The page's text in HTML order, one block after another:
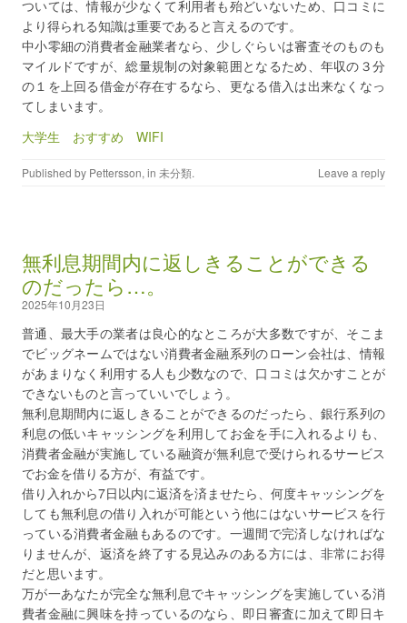
ついては、情報が少なくて利用者も殆どいないため、口コミに
より得られる知識は重要であると言えるのです。
中小零細の消費者金融業者なら、少しぐらいは審査そのものも
マイルドですが、総量規制の対象範囲となるため、年収の３分
の１を上回る借金が存在するなら、更なる借入は出来なくなっ
てしまいます。
大学生 おすすめ WIFI
Published by Pettersson, in 未分類. Leave a reply
無利息期間内に返しきることができる
のだったら…。
2025年10月23日
普通、最大手の業者は良心的なところが大多数ですが、そこま
でビッグネームではない消費者金融系列のローン会社は、情報
があまりなく利用する人も少数なので、口コミは欠かすことが
できないものと言っていいでしょう。
無利息期間内に返しきることができるのだったら、銀行系列の
利息の低いキャッシングを利用してお金を手に入れるよりも、
消費者金融が実施している融資が無利息で受けられるサービス
でお金を借りる方が、有益です。
借り入れから7日以内に返済を済ませたら、何度キャッシングを
しても無利息の借り入れが可能という他にはないサービスを行
っている消費者金融もあるのです。一週間で完済しなければな
りませんが、返済を終了する見込みのある方には、非常にお得
だと思います。
万が一あなたが完全な無利息でキャッシングを実施している消
費者金融に興味を持っているのなら、即日審査に加えて即日キ